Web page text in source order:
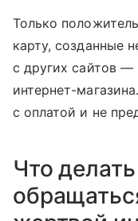
Только
карту, созданные
с других сайтов —
интернет-
с оплатой и не
Что